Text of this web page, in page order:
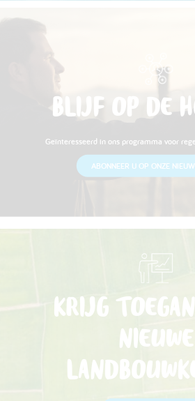
BLIJF OP DE
Geïnteresseerd in ons programma voor
ABONNEER U OP ONZE
KRIJG
NIEUWE